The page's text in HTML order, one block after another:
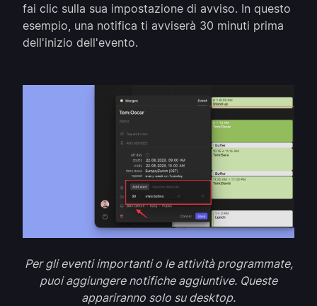
fai clic sulla sua impostazione di avviso. In questo
esempio, una notifica ti avviserà 30 minuti prima
dell'inizio dell'evento.
Per gli eventi importanti o le attività programmate,
puoi aggiungere notifiche aggiuntive. Queste
appariranno solo su desktop.